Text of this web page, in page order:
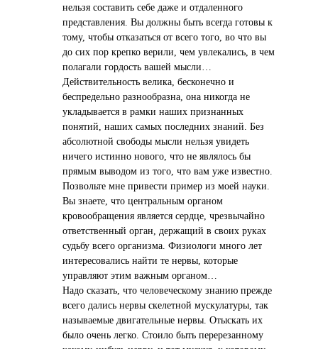
нельзя составить себе даже и отдаленного
представления. Вы должны быть всегда готовы к
тому, чтобы отказаться от всего того, во что вы
до сих пор крепко верили, чем увлекались, в чем
полагали гордость вашей мысли…
Действительность велика, бесконечно и
беспредельно разнообразна, она никогда не
укладывается в рамки наших признанных
понятий, наших самых последних знаний. Без
абсолютной свободы мысли нельзя увидеть
ничего истинно нового, что не являлось бы
прямым выводом из того, что вам уже известно.
Позвольте мне привести пример из моей науки.
Вы знаете, что центральным органом
кровообращения является сердце, чрезвычайно
ответственный орган, держащий в своих руках
судьбу всего организма. Физиологи много лет
интересовались найти те нервы, которые
управляют этим важным органом…
Надо сказать, что человеческому знанию прежде
всего дались нервы скелетной мускулатуры, так
называемые двигательные нервы. Отыскать их
было очень легко. Стоило быть перерезанному